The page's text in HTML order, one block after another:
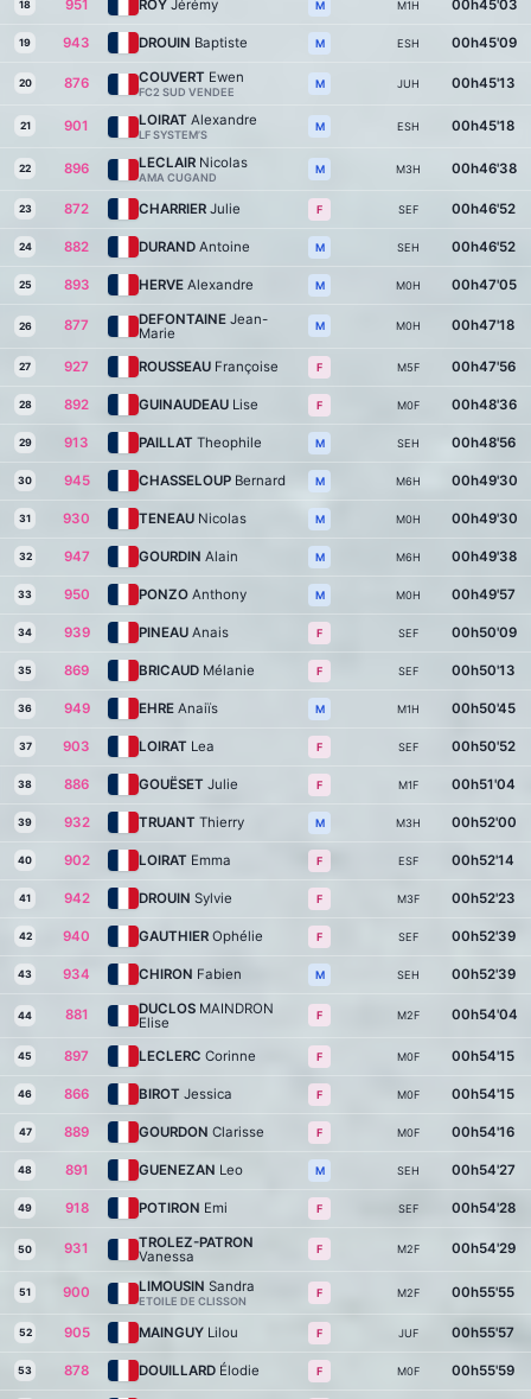
18 951 ROY Jérémy M M1H 00h45'03
19 943 DROUIN Baptiste M ESH 00h45'09
20 876 COUVERT Ewen
FC2 SUD VENDEE
M JUH 00h45'13
21 901 LOIRAT Alexandre
LF SYSTEM’S
M ESH 00h45'18
22 896 LECLAIR Nicolas
AMA CUGAND
M M3H 00h46'38
23 872 CHARRIER Julie F SEF 00h46'52
24 882 DURAND Antoine M SEH 00h46'52
25 893 HERVE Alexandre M M0H 00h47'05
26 877 DEFONTAINE Jean-
Marie
M M0H 00h47'18
27 927 ROUSSEAU Françoise F M5F 00h47'56
28 892 GUINAUDEAU Lise F M0F 00h48'36
29 913 PAILLAT Theophile M SEH 00h48'56
30 945 CHASSELOUP Bernard M M6H 00h49'30
31 930 TENEAU Nicolas M M0H 00h49'30
32 947 GOURDIN Alain M M6H 00h49'38
33 950 PONZO Anthony M M0H 00h49'57
34 939 PINEAU Anais F SEF 00h50'09
35 869 BRICAUD Mélanie F SEF 00h50'13
36 949 EHRE Anaiïs M M1H 00h50'45
37 903 LOIRAT Lea F SEF 00h50'52
38 886 GOUËSET Julie F M1F 00h51'04
39 932 TRUANT Thierry M M3H 00h52'00
40 902 LOIRAT Emma F ESF 00h52'14
41 942 DROUIN Sylvie F M3F 00h52'23
42 940 GAUTHIER Ophélie F SEF 00h52'39
43 934 CHIRON Fabien M SEH 00h52'39
44 881 DUCLOS MAINDRON
Elise
F M2F 00h54'04
45 897 LECLERC Corinne F M0F 00h54'15
46 866 BIROT Jessica F M0F 00h54'15
47 889 GOURDON Clarisse F M0F 00h54'16
48 891 GUENEZAN Leo M SEH 00h54'27
49 918 POTIRON Emi F SEF 00h54'28
50 931
TROLEZ-PATRON
Vanessa
F M2F 00h54'29
51 900 LIMOUSIN Sandra
ETOILE DE CLISSON
F M2F 00h55'55
52 905 MAINGUY Lilou F JUF 00h55'57
53 878 DOUILLARD Élodie F M0F 00h55'59